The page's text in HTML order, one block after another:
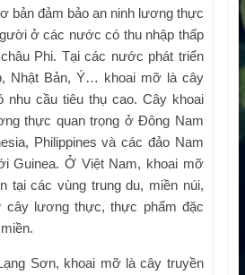
bản đảm bảo an ninh lương thực
ở các nước có thu nhập thấp
Phi. Tại các nước phát triển
Nhật Bản, Ý… khoai mỡ là cây
nhu cầu tiêu thụ cao. Cây khoai
thực quan trọng ở Đông Nam
Philippines và các đảo Nam
Guinea. Ở Việt Nam, khoai mỡ
tại các vùng trung du, miền núi,
lương thực, thực phẩm đặc
Sơn, khoai mỡ là cây truyền